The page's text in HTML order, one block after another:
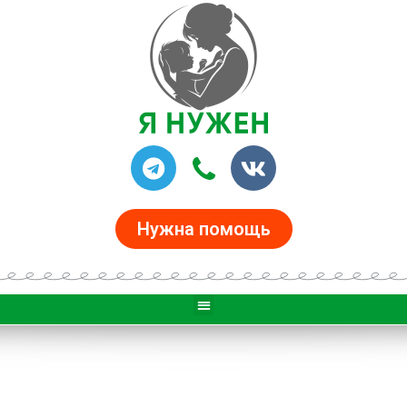
Нужна помощь